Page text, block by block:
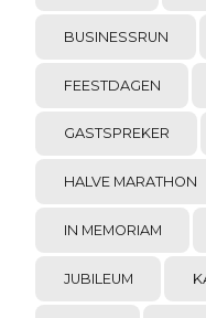
BUSINESSRUN
FEESTDAGEN
GASTSPREKER
HALVE MARATHON
IN MEMORIAM
JUBILEUM